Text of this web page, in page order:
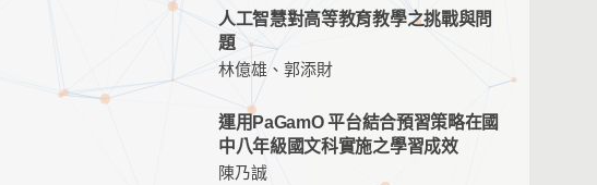
人工智慧對高等教育教學之挑戰與問
題
林億雄、郭添財
運用PaGamO 平台結合預習策略在國
中八年級國文科實施之學習成效
陳乃誠